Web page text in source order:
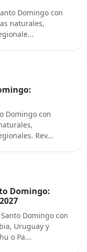
Domingo con
naturales,
Domingo con
Rev...
Domingo:
Domingo con
Uruguay y
o Pa...